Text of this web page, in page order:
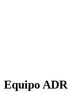
Equipo ADR